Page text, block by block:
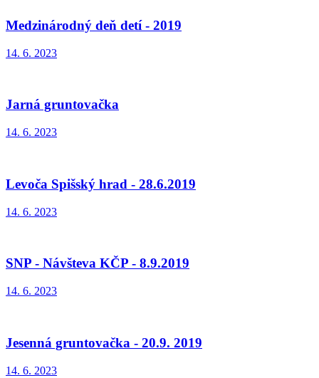
Medzinárodný deň detí - 2019
14. 6. 2023
Jarná gruntovačka
14. 6. 2023
Levoča Spišský hrad - 28.6.2019
14. 6. 2023
SNP - Návšteva KČP - 8.9.2019
14. 6. 2023
Jesenná gruntovačka - 20.9. 2019
14. 6. 2023